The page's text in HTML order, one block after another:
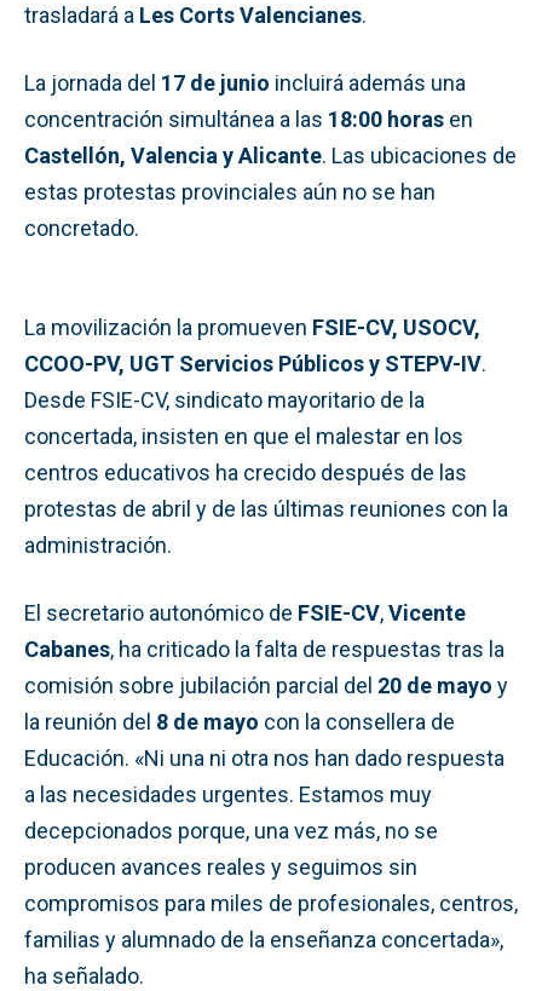
trasladará a Les Corts Valencianes.
La jornada del 17 de junio incluirá además una
concentración simultánea a las 18:00 horas en
Castellón, Valencia y Alicante. Las ubicaciones de
estas protestas provinciales aún no se han
concretado.
La movilización la promueven FSIE-CV, USOCV,
CCOO-PV, UGT Servicios Públicos y STEPV-IV.
Desde FSIE-CV, sindicato mayoritario de la
concertada, insisten en que el malestar en los
centros educativos ha crecido después de las
protestas de abril y de las últimas reuniones con la
administración.
El secretario autonómico de FSIE-CV,Vicente
Cabanes, ha criticado la falta de respuestas tras la
comisión sobre jubilación parcial del 20 de mayo y
la reunión del 8 de mayo con la consellera de
Educación. «Ni una ni otra nos han dado respuesta
a las necesidades urgentes. Estamos muy
decepcionados porque, una vez más, no se
producen avances reales y seguimos sin
compromisos para miles de profesionales, centros,
familias y alumnado de la enseñanza concertada»,
ha señalado.